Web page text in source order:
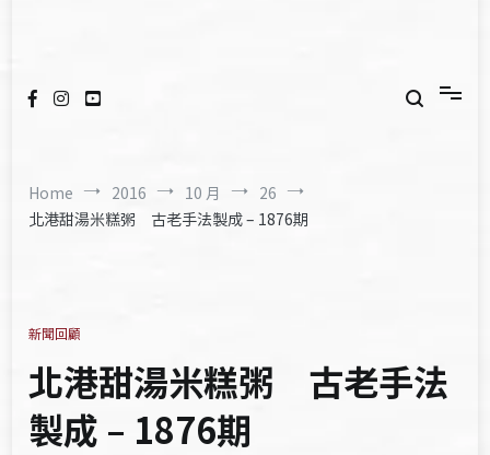
Home 2016 10 月
26
北港甜湯米糕粥 古老手法製成 – 1876期
新聞回顧
北港甜湯米糕粥 古老手法
製成 – 1876期